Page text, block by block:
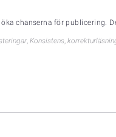
chanserna för publicering.
, Konsistens,